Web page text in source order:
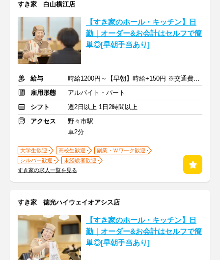
すき家 白山横江店
【すき家のホール・キッチン】日
勤｜オーダー&お会計はセルフで簡
単◎[早朝手当あり]
給与
時給1200円～【早朝】時給+150円 ※交通費支給
雇用形態
アルバイト・パート
シフト
週2日以上 1日2時間以上
アクセス
野々市駅
車2分
大学生歓迎 高校生歓迎
副業・Ｗワーク歓迎
シルバー歓迎
未経験者歓迎
すき家の求人一覧を見る
すき家 徳光ハイウェイオアシス店
【すき家のホール・キッチン】日
勤｜オーダー&お会計はセルフで簡
単◎[早朝手当あり]